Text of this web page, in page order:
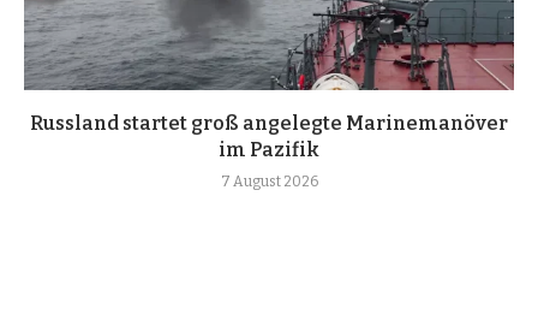
Russland startet groß angelegte Marinemanöver
im Pazifik
7 August 2026